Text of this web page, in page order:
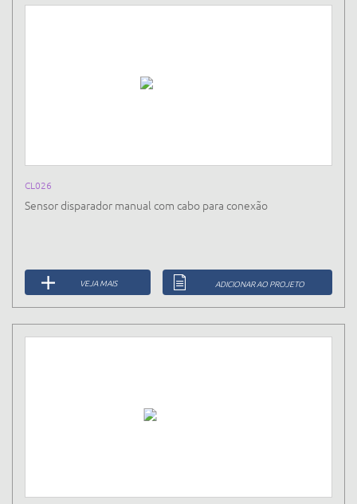
CL026
Sensor disparador manual com cabo para conexão
VEJA MAIS ADICIONAR AO PROJETO